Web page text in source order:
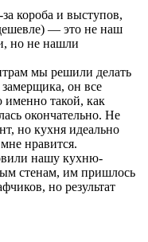
короба и выступов,
— это не наш
но не нашли
мы решили делать
он все
именно такой, как
окончательно. Не
но кухня идеально
нравится.
нашу кухню-
стенам, им пришлось
но результат